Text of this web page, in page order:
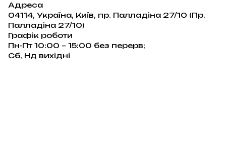
Адреса
04114, Україна, Київ, пр. Палладіна 27/10 (Пр.
Палладіна 27/10)
Графік роботи
Пн-Пт 10:00 – 15:00 без перерв;
Сб, Нд вихідні